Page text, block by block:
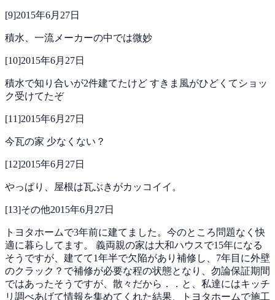
[9]2015年6月27日
積水、一流メーカーの中では微妙
[10]2015年6月27日
積水で知り合いが2件建てたけど すきま風がひどくてショッ
ク受けてたぞ
[11]2015年6月27日
今瓦の家 少なくない？
[12]2015年6月27日
やっぱり、屋根は瓦ぶきがカッコイイ。
[13]その他2015年6月27日
トヨタホームで3年前に建てました。今のところ問題なく快
適に暮らしてます。 義両親の家は大和ハウスで15年になる
そうですが、建てて1年半で欠陥があり補修し、7年目に外壁
のクラック？で補修が必要な程の状態となり、勿論保証期間
ではあったそうですが、散々だから．．と、私達にはキッチ
リ調べあげて情報を集めてくれた結果、トヨタホームで施工